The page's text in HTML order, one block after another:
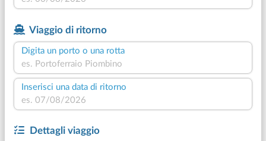
Viaggio di ritorno
Digita un porto o una rotta
Inserisci una data di ritorno
Dettagli viaggio